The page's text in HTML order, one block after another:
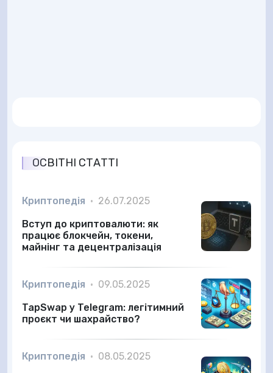
ОСВІТНІ СТАТТІ
Криптопедія • 26.07.2025
Вступ до криптовалюти: як
працює блокчейн, токени,
майнінг та децентралізація
Криптопедія • 09.05.2025
TapSwap у Telegram: легітимний
проєкт чи шахрайство?
Криптопедія • 08.05.2025